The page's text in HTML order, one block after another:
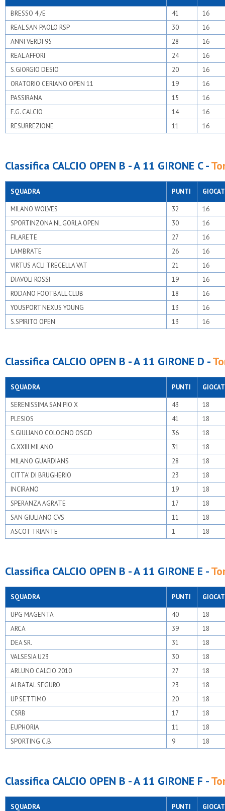
BRESSO 4 /E 41
16
REAL SAN PAOLO RSP
30
16
ANNI VERDI 95
28
16
REAL AFFORI
24
16
S.GIORGIO DESIO
20
16
ORATORIO CERIANO OPEN 11
19
16
PASSIRANA
15
16
F.G. CALCIO
14
16
RESURREZIONE
11 16
Classifica CALCIO OPEN B - A 11 GIRONE C -
SQUADRA PUNTI
MILANO WOLVES 32
16
SPORTINZONA NL GORLA OPEN
30
16
FILARETE
27
16
LAMBRATE
26
16
VIRTUS ACLI TRECELLA VAT
21
16
DIAVOLI ROSSI
19
16
RODANO FOOTBALL CLUB
18
16
YOUSPORT NEXUS YOUNG
13
16
S.SPIRITO OPEN
13 16
Classifica CALCIO OPEN B - A 11 GIRONE D -
SQUADRA PUNTI
SERENISSIMA SAN PIO X 43
18
PLESIOS
41
18
S.GIULIANO COLOGNO OSGD
36
18
G.XXIII MILANO
31
18
MILANO GUARDIANS
28
18
CITTA' DI BRUGHERIO
23
18
INCIRANO
19
18
SPERANZA AGRATE
17
18
SAN GIULIANO CVS
11
18
ASCOT TRIANTE
1 18
Classifica CALCIO OPEN B - A 11 GIRONE E -
SQUADRA PUNTI
UPG MAGENTA 40
18
ARCA
39
18
DEA SR.
31
18
VALSESIA U23
30
18
ARLUNO CALCIO 2010
27
18
ALBATAL SEGURO
23
18
UP SETTIMO
20
18
CSRB
17
18
EUPHORIA
11
18
SPORTING C.B.
9 18
Classifica CALCIO OPEN B - A 11 GIRONE F -
SQUADRA PUNTI